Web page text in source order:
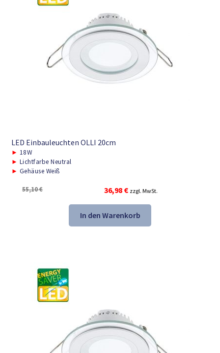
LED Einbauleuchten OLLI 20cm
► 18W
► Lichtfarbe Neutral
► Gehäuse Weiß
55,10€
Ursprünglicher
Preis
war:
55,10 €
36,98 €Aktueller
Preis
ist:
36,98 €.
zzgl. MwSt.
In den Warenkorb